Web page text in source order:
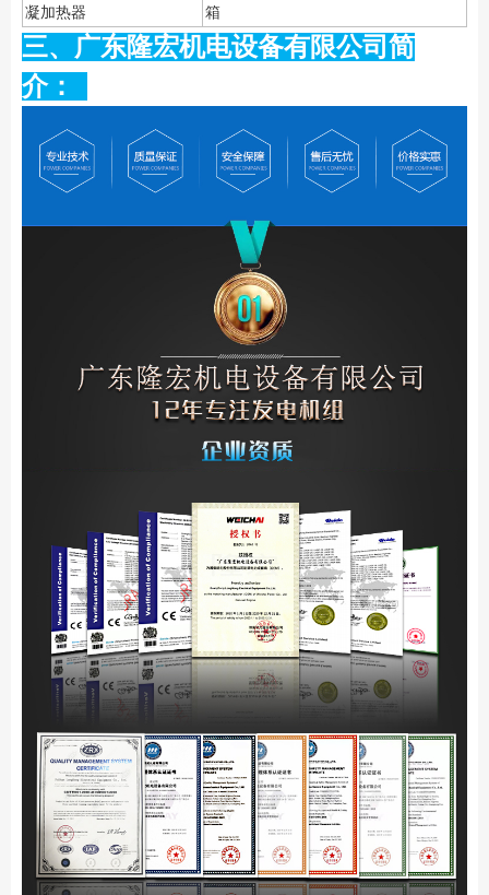
凝加热器
箱
三、广东隆宏机电设备有限公司简
介：